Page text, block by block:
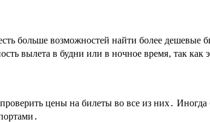
больше возможностей найти более дешевые
вылета в будни или в ночное время‚ так
цены на билеты во все из них․